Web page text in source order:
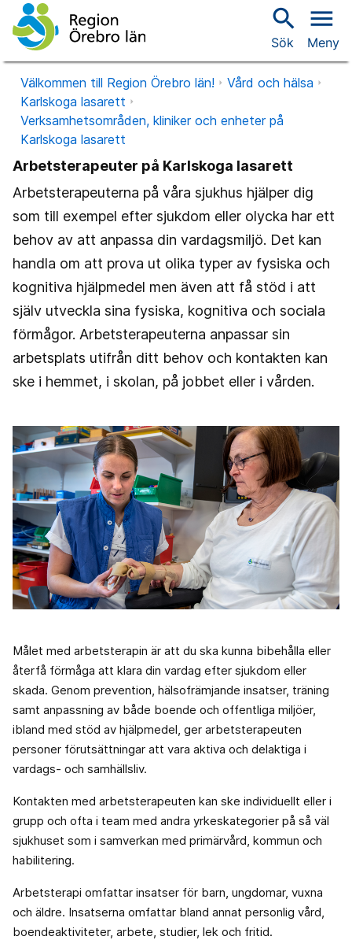
search
Sök
menu
Meny
Välkommen till Region Örebro län!
Vård och hälsa
Karlskoga lasarett
Verksamhetsområden, kliniker och enheter på
Karlskoga lasarett
Arbetsterapeuter på Karlskoga lasarett
Arbetsterapeuterna på våra sjukhus hjälper dig
som till exempel efter sjukdom eller olycka har ett
behov av att anpassa din vardagsmiljö. Det kan
handla om att prova ut olika typer av fysiska och
kognitiva hjälpmedel men även att få stöd i att
själv utveckla sina fysiska, kognitiva och sociala
förmågor. Arbetsterapeuterna anpassar sin
arbetsplats utifrån ditt behov och kontakten kan
ske i hemmet, i skolan, på jobbet eller i vården.
Målet med arbetsterapin är att du ska kunna bibehålla eller
återfå förmåga att klara din vardag efter sjukdom eller
skada. Genom prevention, hälsofrämjande insatser, träning
samt anpassning av både boende och offentliga miljöer,
ibland med stöd av hjälpmedel, ger arbetsterapeuten
personer förutsättningar att vara aktiva och delaktiga i
vardags- och samhällsliv.
Kontakten med arbetsterapeuten kan ske individuellt eller i
grupp och ofta i team med andra yrkeskategorier på så väl
sjukhuset som i samverkan med primärvård, kommun och
habilitering.
Arbetsterapi omfattar insatser för barn, ungdomar, vuxna
och äldre. Insatserna omfattar bland annat personlig vård,
boendeaktiviteter, arbete, studier, lek och fritid.